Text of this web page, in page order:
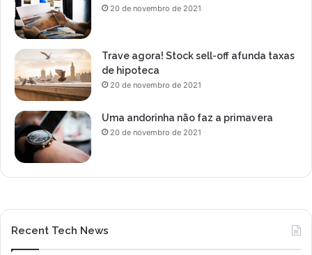
20 de novembro de 2021
Trave agora! Stock sell-off afunda taxas
de hipoteca
20 de novembro de 2021
Uma andorinha não faz a primavera
20 de novembro de 2021
Recent Tech News